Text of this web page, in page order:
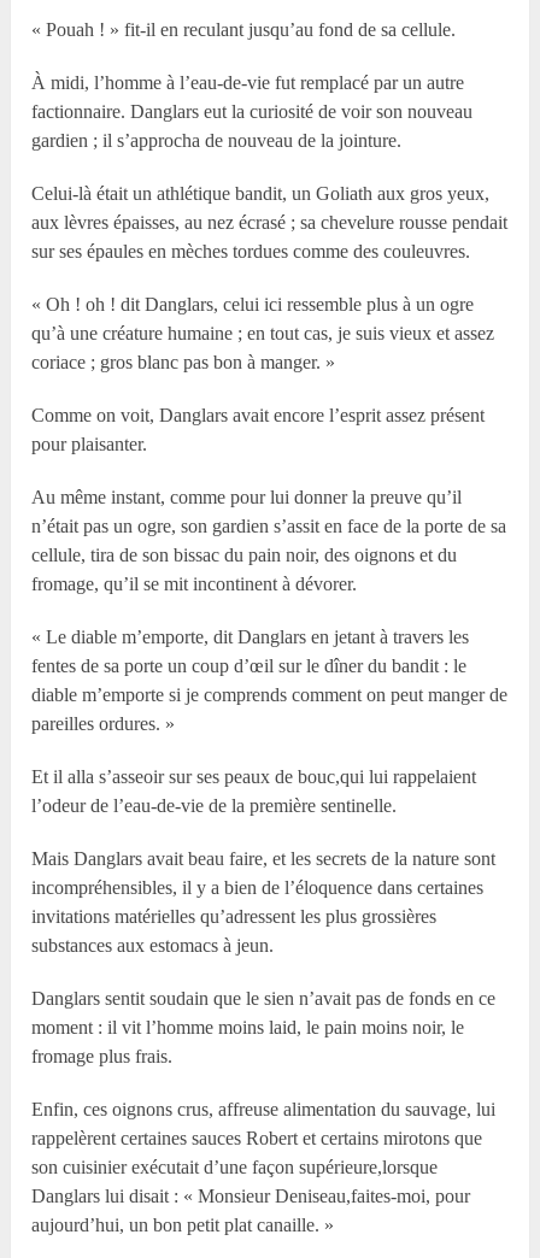
« Pouah ! » fit-il en reculant jusqu’au fond de sa cellule.
À midi, l’homme à l’eau-de-vie fut remplacé par un autre
factionnaire. Danglars eut la curiosité de voir son nouveau
gardien ; il s’approcha de nouveau de la jointure.
Celui-là était un athlétique bandit, un Goliath aux gros yeux,
aux lèvres épaisses, au nez écrasé ; sa chevelure rousse pendait
sur ses épaules en mèches tordues comme des couleuvres.
« Oh ! oh ! dit Danglars, celui ici ressemble plus à un ogre
qu’à une créature humaine ; en tout cas, je suis vieux et assez
coriace ; gros blanc pas bon à manger. »
Comme on voit, Danglars avait encore l’esprit assez présent
pour plaisanter.
Au même instant, comme pour lui donner la preuve qu’il
n’était pas un ogre, son gardien s’assit en face de la porte de sa
cellule, tira de son bissac du pain noir, des oignons et du
fromage, qu’il se mit incontinent à dévorer.
« Le diable m’emporte, dit Danglars en jetant à travers les
fentes de sa porte un coup d’œil sur le dîner du bandit : le
diable m’emporte si je comprends comment on peut manger de
pareilles ordures. »
Et il alla s’asseoir sur ses peaux de bouc,qui lui rappelaient
l’odeur de l’eau-de-vie de la première sentinelle.
Mais Danglars avait beau faire, et les secrets de la nature sont
incompréhensibles, il y a bien de l’éloquence dans certaines
invitations matérielles qu’adressent les plus grossières
substances aux estomacs à jeun.
Danglars sentit soudain que le sien n’avait pas de fonds en ce
moment : il vit l’homme moins laid, le pain moins noir, le
fromage plus frais.
Enfin, ces oignons crus, affreuse alimentation du sauvage, lui
rappelèrent certaines sauces Robert et certains mirotons que
son cuisinier exécutait d’une façon supérieure,lorsque
Danglars lui disait : « Monsieur Deniseau,faites-moi, pour
aujourd’hui, un bon petit plat canaille. »